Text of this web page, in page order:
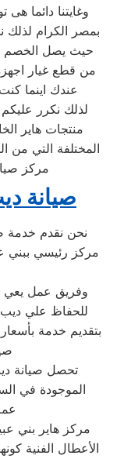
وغايتنا دائما
بمصر الكرام لذلك
من قطع غيار
عندك اينما
لذلك نكرر
منتجات هاير
المختلفة التي من
مركز صيانة
صيانة
نحن نقدم خدمة
مركز رئيسي ببني
وفريق عمل يعي
للحفاظ علي ديب
بتقديم خدمة
تحصل صيانة
الموجودة في
مركز هاير بني
الأعطال الفنية